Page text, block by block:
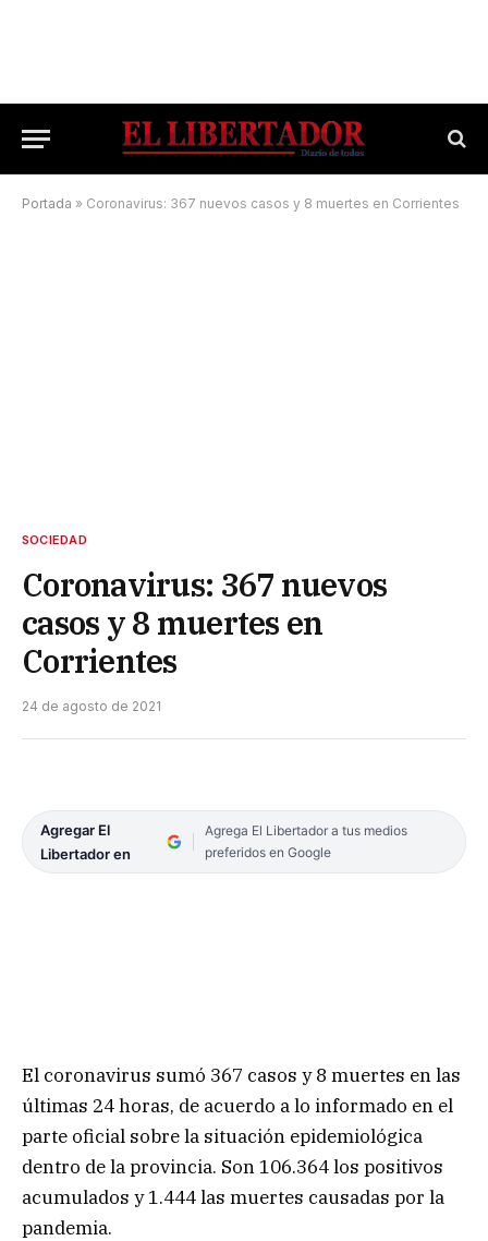
Portada » Coronavirus: 367 nuevos casos y 8 muertes en Corrientes
SOCIEDAD
Coronavirus: 367 nuevos
casos y 8 muertes en
Corrientes
24 de agosto de 2021
Agregar El
Libertador en
Agrega El Libertador a tus medios
preferidos en Google
El coronavirus sumó 367 casos y 8 muertes en las
últimas 24 horas, de acuerdo a lo informado en el
parte oficial sobre la situación epidemiológica
dentro de la provincia. Son 106.364 los positivos
acumulados y 1.444 las muertes causadas por la
pandemia.